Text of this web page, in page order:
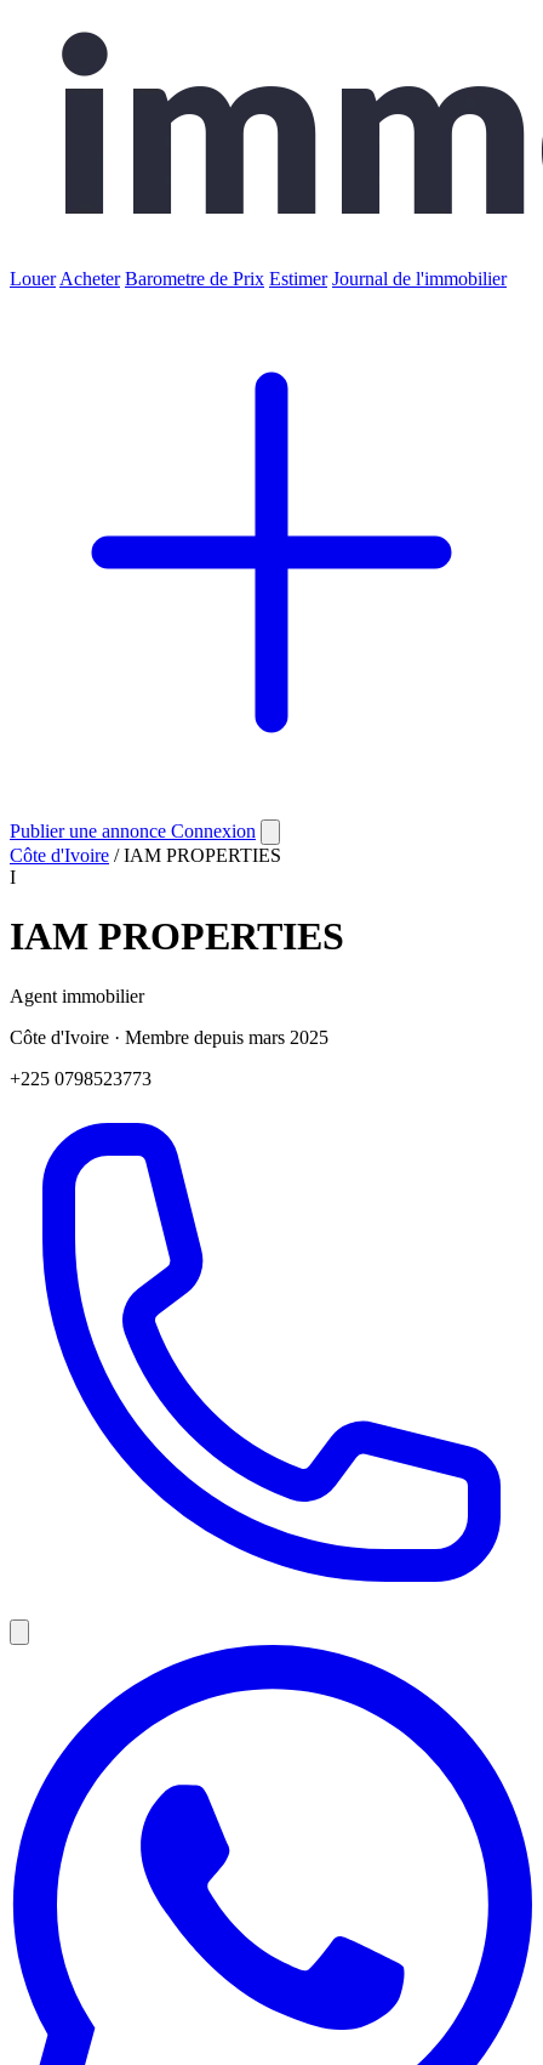
Louer Acheter Barometre de Prix Estimer Journal de l'immobilier
Publier une annonce Connexion
Côte d'Ivoire / IAM PROPERTIES
I
IAM PROPERTIES
Agent immobilier
Côte d'Ivoire · Membre depuis mars 2025
+225 0798523773